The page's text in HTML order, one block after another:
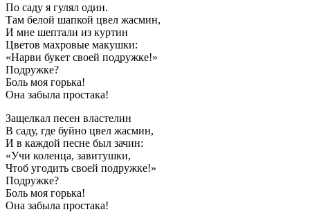
По саду я гулял один.
Там белой шапкой цвел жасмин,
И мне шептали из куртин
Цветов махровые макушки:
«Нарви букет своей подружке!»
Подружке?
Боль моя горька!
Она забыла простака!
Защелкал песен властелин
В саду, где буйно цвел жасмин,
И в каждой песне был зачин:
«Учи коленца, завитушки,
Чтоб угодить своей подружке!»
Подружке?
Боль моя горька!
Она забыла простака!